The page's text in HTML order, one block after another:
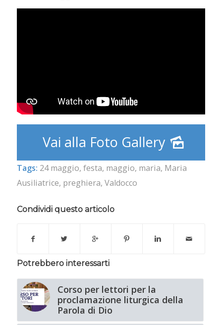
Vai alla Foto Gallery
Tags: 24 maggio, festa, maggio, maria, Maria
Ausiliatrice, preghiera, Valdocco
Condividi questo articolo
Potrebbero interessarti
Corso per lettori per la
proclamazione liturgica della
Parola di Dio